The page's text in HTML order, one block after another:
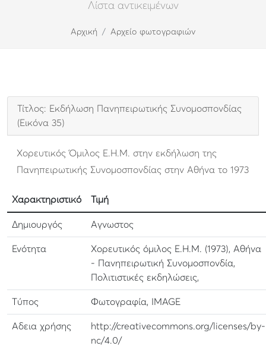
Λίστα αντικειμένων
Αρχική Αρχείο φωτογραφιών
Τίτλος: Εκδήλωση Πανηπειρωτικής Συνομοσπονδίας
(Εικόνα 35)
Χορευτικός Όμιλος Ε.Η.Μ. στην εκδήλωση της
Πανηπειρωτικής Συνομοσπονδίας στην Αθήνα το 1973
Χαρακτηριστικό Τιμή
Δημιουργός Αγνωστος
Ενότητα
Χορευτικός όμιλος Ε.Η.Μ. (1973), Αθήνα
- Πανηπειρωτική Συνομοσπονδία,
Πολιτιστικές εκδηλώσεις,
Τύπος Φωτογραφία, IMAGE
Αδεια χρήσης
http://creativecommons.org/licenses/by-
nc/4.0/